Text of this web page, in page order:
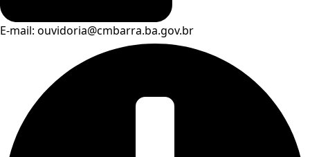
E-mail: ouvidoria@cmbarra.ba.gov.br